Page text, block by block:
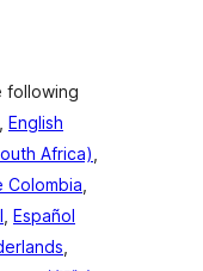
following
English
Africa)
Colombia
Español